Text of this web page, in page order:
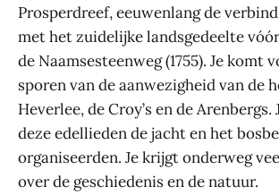
Prosperdreef, eeuwenlang de
met het zuidelijke landsgedeelte
de Naamsesteenweg (1755). Je komt
sporen van de aanwezigheid van de
Heverlee, de Croy’s en de Arenbergs.
deze edellieden de jacht en het
organiseerden. Je krijgt onderweg
over de geschiedenis en de natuur.